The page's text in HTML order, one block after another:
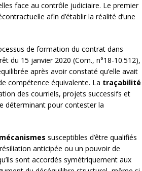
face au contrôle judiciaire. Le premier
afin d’établir la réalité d’une
de formation du contrat dans
du 15 janvier 2020 (Com., n°18-10.512),
après avoir constaté qu’elle avait
compétence équivalente. La traçabilité
des courriels, projets successifs et
déterminant pour contester la
susceptibles d’être qualifiés
anticipée ou un pouvoir de
sont accordés symétriquement aux